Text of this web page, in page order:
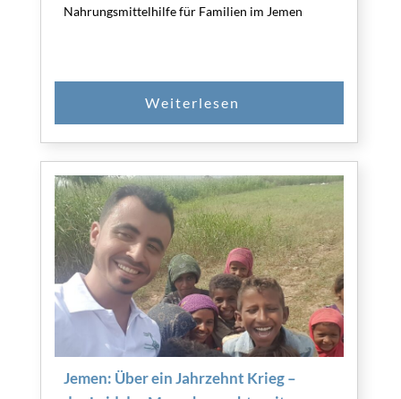
Nahrungsmittelhilfe für Familien im Jemen
Jemen: Über ein Jahrzehnt Krieg –